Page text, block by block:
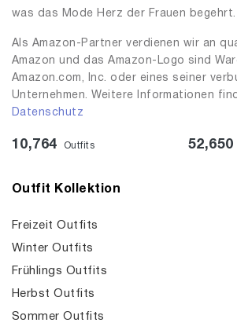
was das Mode Herz der Frauen begehrt.
Als Amazon-Partner verdienen wir an
Amazon und das Amazon-Logo sind
Amazon.com, Inc. oder eines seiner
Unternehmen. Weitere Informationen
Datenschutz
10,764 Outfits 52,650
Outfit Kollektion
Freizeit Outfits
Winter Outfits
Frühlings Outfits
Herbst Outfits
Sommer Outfits